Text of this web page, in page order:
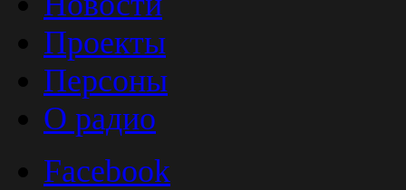
Проекты
Персоны
О радио
Facebook